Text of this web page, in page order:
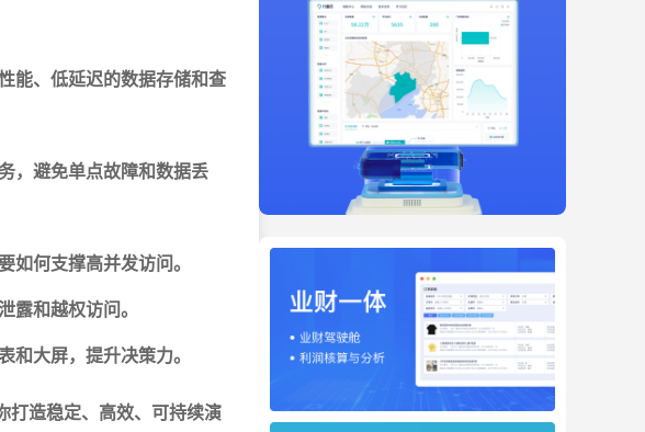
能、低延迟的数据存储和查
，避免单点故障和数据丢
何支撑高并发访问。
和越权访问。
大屏，提升决策力。
打造稳定、高效、可持续演